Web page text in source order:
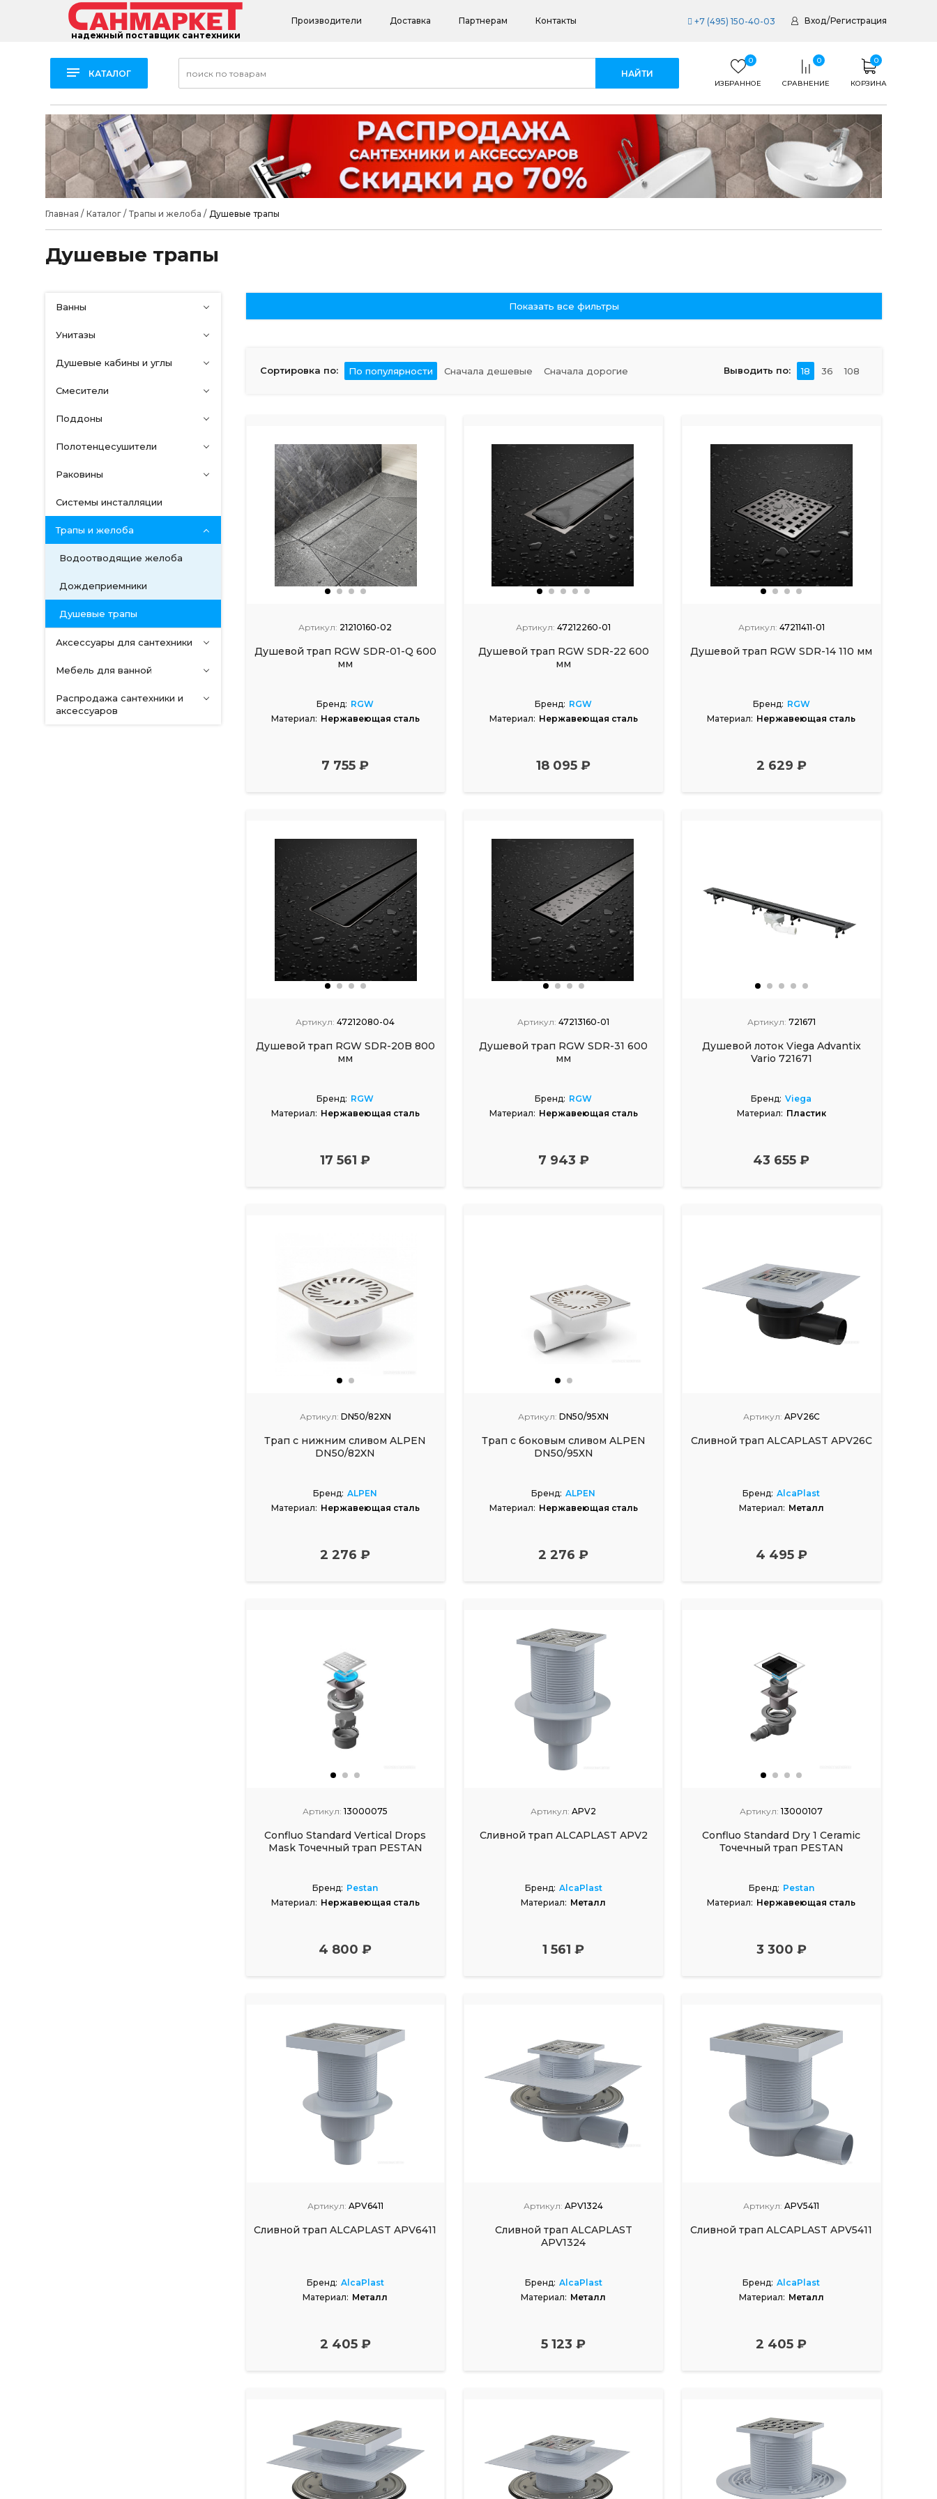
надежный поставщик сантехники
Производители Доставка Партнерам Контакты +7 (495) 150-40-03 Вход/Регистрация
КАТАЛОГ
0
ИЗБРАННОЕ
0
СРАВНЕНИЕ
0
КОРЗИНА
Главная / Каталог/ Трапы и желоба / Душевые трапы
Душевые трапы
Ванны
Унитазы
Душевые кабины и углы
Смесители
Поддоны
Полотенцесушители
Раковины
Системы инсталляции
Трапы и желоба
Водоотводящие желоба
Дождеприемники
Душевые трапы
Аксессуары для сантехники
Мебель для ванной
Распродажа сантехники и
аксессуаров
Показать все фильтры
Сортировка по: По популярности Сначала дешевые Сначала дорогие Выводить по: 18 36 108
Артикул: 21210160-02
Душевой трап RGW SDR-01-Q 600
мм
Бренд: RGW
Материал: Нержавеющая сталь
7 755 ₽
Артикул: 47212260-01
Душевой трап RGW SDR-22 600
мм
Бренд: RGW
Материал: Нержавеющая сталь
18 095 ₽
Артикул: 47211411-01
Душевой трап RGW SDR-14 110 мм
Бренд: RGW
Материал: Нержавеющая сталь
2 629 ₽
Артикул: 47212080-04
Душевой трап RGW SDR-20B 800
мм
Бренд: RGW
Материал: Нержавеющая сталь
17 561 ₽
Артикул: 47213160-01
Душевой трап RGW SDR-31 600
мм
Бренд: RGW
Материал: Нержавеющая сталь
7 943 ₽
Артикул: 721671
Душевой лоток Viega Advantix
Vario 721671
Бренд: Viega
Материал: Пластик
43 655 ₽
Артикул: DN50/82XN
Трап с нижним сливом ALPEN
DN50/82XN
Бренд: ALPEN
Материал: Нержавеющая сталь
2 276 ₽
Артикул: DN50/95XN
Трап с боковым сливом ALPEN
DN50/95XN
Бренд: ALPEN
Материал: Нержавеющая сталь
2 276 ₽
Артикул: APV26C
Сливной трап ALCAPLAST APV26C
Бренд: AlcaPlast
Материал: Металл
4 495 ₽
Артикул: 13000075
Confluo Standard Vertical Drops
Mask Точечный трап PESTAN
Бренд: Pestan
Материал: Нержавеющая сталь
4 800 ₽
Артикул: APV2
Сливной трап ALCAPLAST APV2
Бренд: AlcaPlast
Материал: Металл
1 561 ₽
Артикул: 13000107
Confluo Standard Dry 1 Ceramic
Точечный трап PESTAN
Бренд: Pestan
Материал: Нержавеющая сталь
3 300 ₽
Артикул: APV6411
Сливной трап ALCAPLAST APV6411
Бренд: AlcaPlast
Материал: Металл
2 405 ₽
Артикул: APV1324
Сливной трап ALCAPLAST
APV1324
Бренд: AlcaPlast
Материал: Металл
5 123 ₽
Артикул: APV5411
Сливной трап ALCAPLAST APV5411
Бренд: AlcaPlast
Материал: Металл
2 405 ₽